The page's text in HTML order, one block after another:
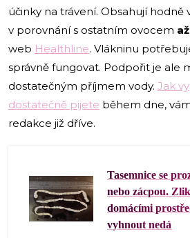
účinky na trávení. Obsahují hodně
v porovnání s ostatním ovocem
web Healthline. Vlákninu
správně fungovat. Podpořit je ale
dostatečným příjmem vody. Jak
dostatečně pijete během dne,
redakce již dříve.
Tasemnice se
nebo zácpou.
domácími
vyhnout nedá